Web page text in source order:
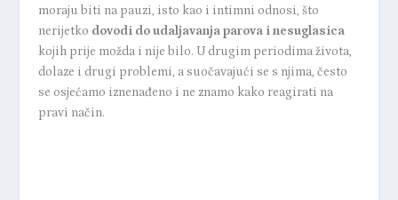
moraju biti na pauzi, isto kao i intimni odnosi, što
nerijetko dovodi do udaljavanja parova i nesuglasica
kojih prije možda i nije bilo. U drugim periodima života,
dolaze i drugi problemi, a suočavajući se s njima, često
se osjećamo iznenađeno i ne znamo kako reagirati na
pravi način.